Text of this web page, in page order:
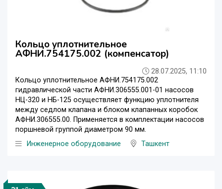
Кольцо уплотнительное
АФНИ.754175.002 (компенсатор)
28.07.2025, 11:10
Кольцо уплотнительное АФНИ.754175.002
гидравлической части АФНИ.306555.001-01 насосов
НЦ-320 и НБ-125 осуществляет функцию уплотнителя
между седлом клапана и блоком клапанных коробок
АФНИ.306555.00. Применяется в комплектации насосов
поршневой группой диаметром 90 мм.
Инженерное оборудование
Ташкент